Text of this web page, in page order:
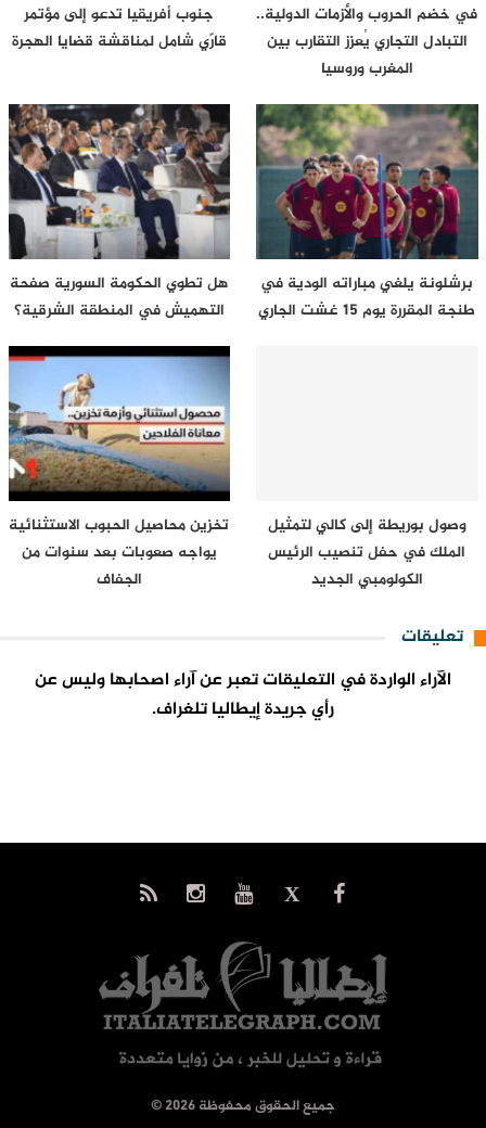
في خضم الحروب والأزمات الدولية..
التبادل التجاري يُعزز التقارب بين
المغرب وروسيا
جنوب أفريقيا تدعو إلى مؤتمر
قارّي شامل لمناقشة قضايا الهجرة
برشلونة يلغي مباراته الودية في
طنجة المقررة يوم 15 غشت الجاري
هل تطوي الحكومة السورية صفحة
التهميش في المنطقة الشرقية؟
وصول بوريطة إلى كالي لتمثيل
الملك في حفل تنصيب الرئيس
الكولومبي الجديد
تخزين محاصيل الحبوب الاستثنائية
يواجه صعوبات بعد سنوات من
الجفاف
تعليقات
الآراء الواردة في التعليقات تعبر عن آراء اصحابها وليس عن
رأي جريدة إيطاليا تلغراف.
© جميع الحقوق محفوظة 2026